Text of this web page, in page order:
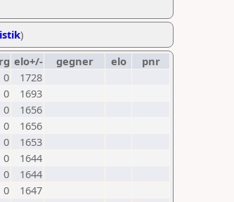
)
elo+/- gegner elo
pnr
0
1728
0
1693
0
1656
0
1656
0
1653
0
1644
0
1644
0
1647